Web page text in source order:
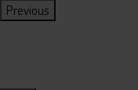
Previous